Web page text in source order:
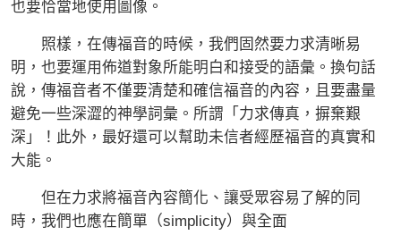
也要恰當地使用圖像。
照樣，在傳福音的時候，我們固然要力求清晰易
明，也要運用佈道對象所能明白和接受的語彙。換句話
說，傳福音者不僅要清楚和確信福音的內容，且要盡量
避免一些深澀的神學詞彙。所謂「力求傳真，摒棄艱
深」！此外，最好還可以幫助未信者經歷福音的真實和
大能。
但在力求將福音內容簡化、讓受眾容易了解的同
時，我們也應在簡單（simplicity）與全面